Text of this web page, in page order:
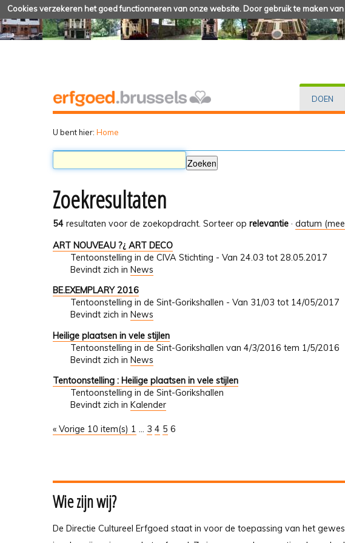
Cookies verzekeren het goed functionneren van onze website. Door gebruik te maken
DOEN
U bent hier: Home
Zoekresultaten
54 resultaten voor de zoekopdracht. Sorteer op relevantie · datum
ART NOUVEAU ?¿ ART DECO
Tentoonstelling in de CIVA Stichting - Van 24.03 tot 28.05.2017
Bevindt zich in News
BE.EXEMPLARY 2016
Tentoonstelling in de Sint-Gorikshallen - Van 31/03 tot 14/05/2017
Bevindt zich in News
Heilige plaatsen in vele stijlen
Tentoonstelling in de Sint-Gorikshallen van 4/3/2016 tem 1/5/2016
Bevindt zich in News
Tentoonstelling : Heilige plaatsen in vele stijlen
Tentoonstelling in de Sint-Gorikshallen
Bevindt zich in Kalender
« Vorige 10 item(s) 1 ... 3 4 5 6
Wie zijn wij?
De Directie Cultureel Erfgoed staat in voor de toepassing van het